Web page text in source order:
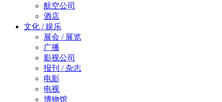
航空公司
酒店
文化 / 娱乐
展会 / 展览
广播
影视公司
报刊 / 杂志
电影
电视
博物馆